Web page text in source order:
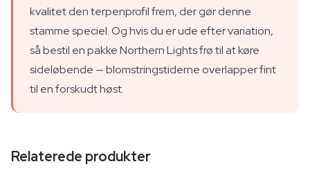
kvalitet den terpenprofil frem, der gør denne
stamme speciel. Og hvis du er ude efter variation,
så bestil en pakke Northern Lights frø til at køre
sideløbende — blomstringstiderne overlapper fint
til en forskudt høst.
Relaterede produkter